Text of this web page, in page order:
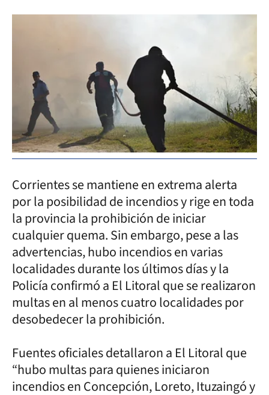
Corrientes se mantiene en extrema alerta
por la posibilidad de incendios y rige en toda
la provincia la prohibición de iniciar
cualquier quema. Sin embargo, pese a las
advertencias, hubo incendios en varias
localidades durante los últimos días y la
Policía confirmó a El Litoral que se realizaron
multas en al menos cuatro localidades por
desobedecer la prohibición.
Fuentes oficiales detallaron a El Litoral que
“hubo multas para quienes iniciaron
incendios en Concepción, Loreto, Ituzaingó y